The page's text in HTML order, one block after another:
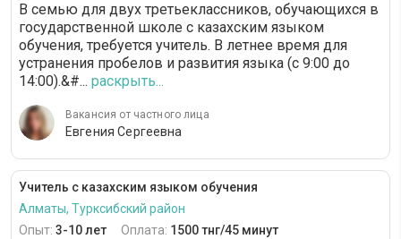
В семью для двух третьеклассников, обучающихся в
государственной школе с казахским языком
обучения, требуется учитель. В летнее время для
устранения пробелов и развития языка (с 9:00 до
14:00).&#... раскрыть...
Вакансия от частного лица
Евгения Сергеевна
Учитель с казахским языком обучения
Алматы, Турксибский район
Опыт: 3-10 лет Оплата: 1500 тнг/45 минут